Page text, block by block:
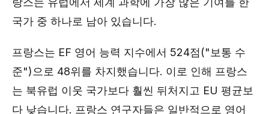
국가 중 하나로 남아 있습니다.
프랑스는 EF 영어 능력 지수에서 524점("보통 수
준")으로 48위를 차지했습니다. 이로 인해 프랑스
는 북유럽 이웃 국가보다 훨씬 뒤처지고 EU 평균보
다 낮습니다. 프랑스 연구자들은 일반적으로 영어